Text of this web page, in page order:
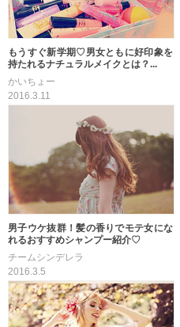
もうすぐ新学期♡男女ともに好印象を
持たれるナチュラルメイクとは？...
かいちょー
2016.3.11
男子ウケ抜群！髪の香りでモテ女にな
れるおすすめシャンプー紹介♡
チームシンデレラ
2016.3.5